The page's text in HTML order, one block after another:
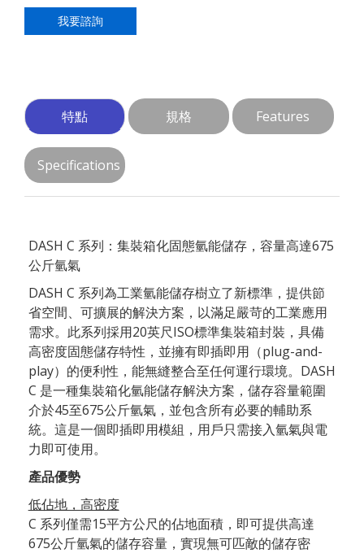
我要諮詢
特點 規格 Features
Specifications
DASH C 系列：集裝箱化固態氫能儲存，容量高達675
公斤氫氣
DASH C 系列為工業氫能儲存樹立了新標準，提供節
省空間、可擴展的解決方案，以滿足嚴苛的工業應用
需求。此系列採用20英尺ISO標準集裝箱封裝，具備
高密度固態儲存特性，並擁有即插即用（plug-and-
play）的便利性，能無縫整合至任何運行環境。DASH
C 是一種集裝箱化氫能儲存解決方案，儲存容量範圍
介於45至675公斤氫氣，並包含所有必要的輔助系
統。這是一個即插即用模組，用戶只需接入氫氣與電
力即可使用。
產品優勢
低佔地，高密度
C 系列僅需15平方公尺的佔地面積，即可提供高達
675公斤氫氣的儲存容量，實現無可匹敵的儲存密